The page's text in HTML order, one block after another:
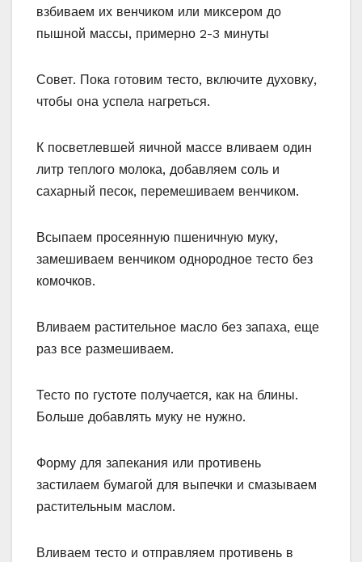
взбиваем их венчиком или миксером до
пышной массы, примерно 2-3 минуты
Совет. Пока готовим тесто, включите духовку,
чтобы она успела нагреться.
К посветлевшей яичной массе вливаем один
литр теплого молока, добавляем соль и
сахарный песок, перемешиваем венчиком.
Всыпаем просеянную пшеничную муку,
замешиваем венчиком однородное тесто без
комочков.
Вливаем растительное масло без запаха, еще
раз все размешиваем.
Тесто по густоте получается, как на блины.
Больше добавлять муку не нужно.
Форму для запекания или противень
застилаем бумагой для выпечки и смазываем
растительным маслом.
Вливаем тесто и отправляем противень в